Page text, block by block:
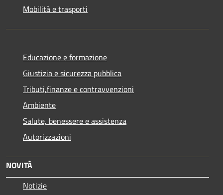
Mobilità e trasporti
Educazione e formazione
Giustizia e sicurezza pubblica
Tributi,finanze e contravvenzioni
Ambiente
Salute, benessere e assistenza
Autorizzazioni
NOVITÀ
Notizie